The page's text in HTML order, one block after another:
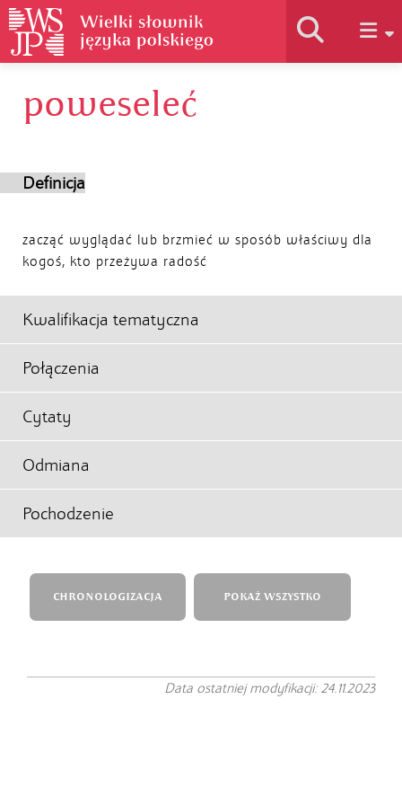
Historia słownika
poweseleć
Definicja
zacząć wyglądać lub brzmieć w sposób właściwy dla
kogoś, kto przeżywa radość
Kwalifikacja tematyczna
Połączenia
Cytaty
Odmiana
Pochodzenie
CHRONOLOGIZACJA POKAŻ WSZYSTKO
Data ostatniej modyfikacji: 24.11.2023